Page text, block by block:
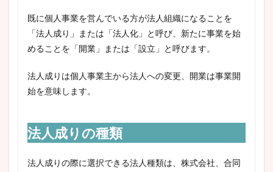
既に個人事業を営んでいる方が法人組織になることを
「法人成り」または「法人化」と呼び、新たに事業を始
めることを「開業」または「設立」と呼びます。
法人成りは個人事業主から法人への変更、開業は事業開
始を意味します。
法人成りの種類
法人成りの際に選択できる法人種類は、株式会社、合同